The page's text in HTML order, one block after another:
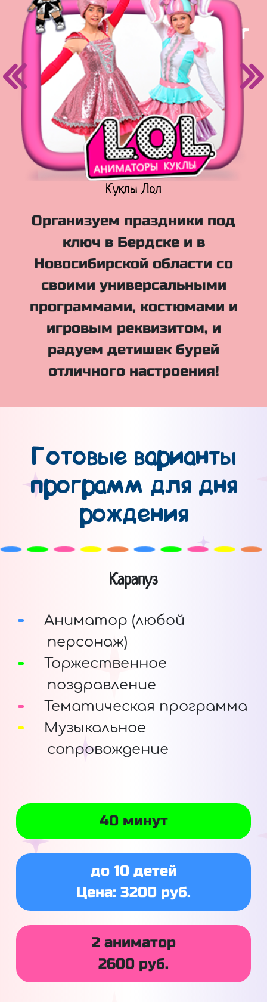
Куклы Лол
Организуем праздники под
ключ в Бердске и в
Новосибирской области со
своими универсальными
программами, костюмами и
игровым реквизитом, и
радуем детишек бурей
отличного настроения!
Готовые варианты
программ для дня
рождения
Карапуз
Аниматор (любой
персонаж)
Торжественное
поздравление
Тематическая программа
Музыкальное
сопровождение
40 минут
до 10 детей
Цена: 3200 руб.
2 аниматор
2600 руб.